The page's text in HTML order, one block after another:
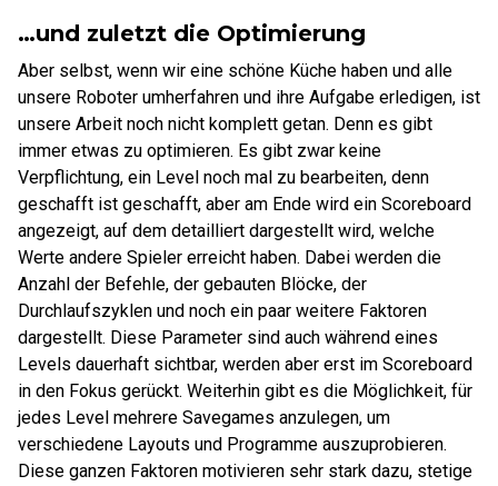
…und zuletzt die Optimierung
Aber selbst, wenn wir eine schöne Küche haben und alle
unsere Roboter umherfahren und ihre Aufgabe erledigen, ist
unsere Arbeit noch nicht komplett getan. Denn es gibt
immer etwas zu optimieren. Es gibt zwar keine
Verpflichtung, ein Level noch mal zu bearbeiten, denn
geschafft ist geschafft, aber am Ende wird ein Scoreboard
angezeigt, auf dem detailliert dargestellt wird, welche
Werte andere Spieler erreicht haben. Dabei werden die
Anzahl der Befehle, der gebauten Blöcke, der
Durchlaufszyklen und noch ein paar weitere Faktoren
dargestellt. Diese Parameter sind auch während eines
Levels dauerhaft sichtbar, werden aber erst im Scoreboard
in den Fokus gerückt. Weiterhin gibt es die Möglichkeit, für
jedes Level mehrere Savegames anzulegen, um
verschiedene Layouts und Programme auszuprobieren.
Diese ganzen Faktoren motivieren sehr stark dazu, stetige